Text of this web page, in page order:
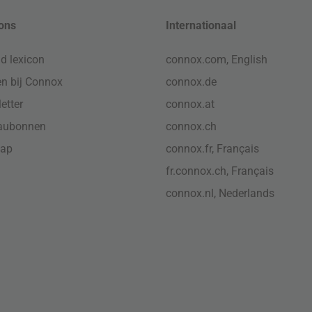
lexicon
bij Connox
Internationaal
connox.com, English
connox.de
connox.at
connox.ch
connox.fr, Français
fr.connox.ch, Français
connox.nl, Nederlands